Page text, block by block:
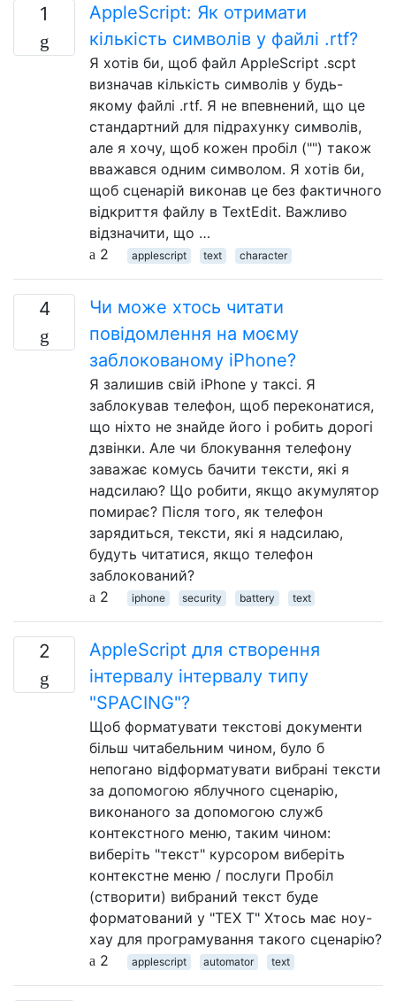
1
AppleScript: Як отримати
кількість символів у файлі .rtf?
Я хотів би, щоб файл AppleScript .scpt
визначав кількість символів у будь-
якому файлі .rtf. Я не впевнений, що це
стандартний для підрахунку символів,
але я хочу, щоб кожен пробіл ("") також
вважався одним символом. Я хотів би,
щоб сценарій виконав це без фактичного
відкриття файлу в TextEdit. Важливо
відзначити, що …
2
applescript text character
4
Чи може хтось читати
повідомлення на моєму
заблокованому iPhone?
Я залишив свій iPhone у таксі. Я
заблокував телефон, щоб переконатися,
що ніхто не знайде його і робить дорогі
дзвінки. Але чи блокування телефону
заважає комусь бачити тексти, які я
надсилаю? Що робити, якщо акумулятор
помирає? Після того, як телефон
зарядиться, тексти, які я надсилаю,
будуть читатися, якщо телефон
заблокований?
2
iphone security battery text
2
AppleScript для створення
інтервалу інтервалу типу
"SPACING"?
Щоб форматувати текстові документи
більш читабельним чином, було б
непогано відформатувати вибрані тексти
за допомогою яблучного сценарію,
виконаного за допомогою служб
контекстного меню, таким чином:
виберіть "текст" курсором виберіть
контекстне меню / послуги Пробіл
(створити) вибраний текст буде
форматований у "TEX T" Хтось має ноу-
хау для програмування такого сценарію?
2
applescript automator text